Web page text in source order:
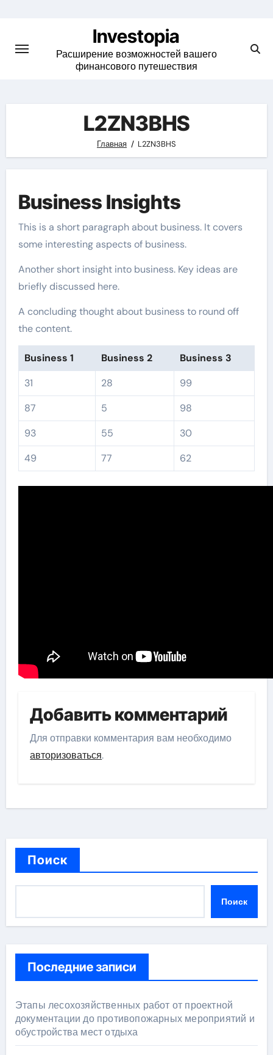
content
Investopia
Расширение возможностей вашего
финансового путешествия
L2ZN3BHS
Главная L2ZN3BHS
Business Insights
This is a short paragraph about business. It covers
some interesting aspects of business.
Another short insight into business. Key ideas are
briefly discussed here.
A concluding thought about business to round off
the content.
Business 1 Business 2
Business 3
31
28
99
87
5
98
93
55
30
49
77 62
Добавить комментарий
Для отправки комментария вам необходимо
авторизоваться.
Поиск
Поиск
Последние записи
Этапы лесохозяйственных работ от проектной
документации до противопожарных мероприятий и
обустройства мест отдыха